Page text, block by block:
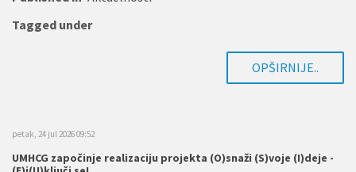
Tagged under
OPŠIRNIJE..
petak, 24 jul 2026 09:52
UMHCG započinje realizaciju projekta (O)snaži (S)voje (I)deje -